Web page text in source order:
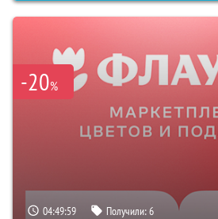
-20%
04:49:57 Получили:6